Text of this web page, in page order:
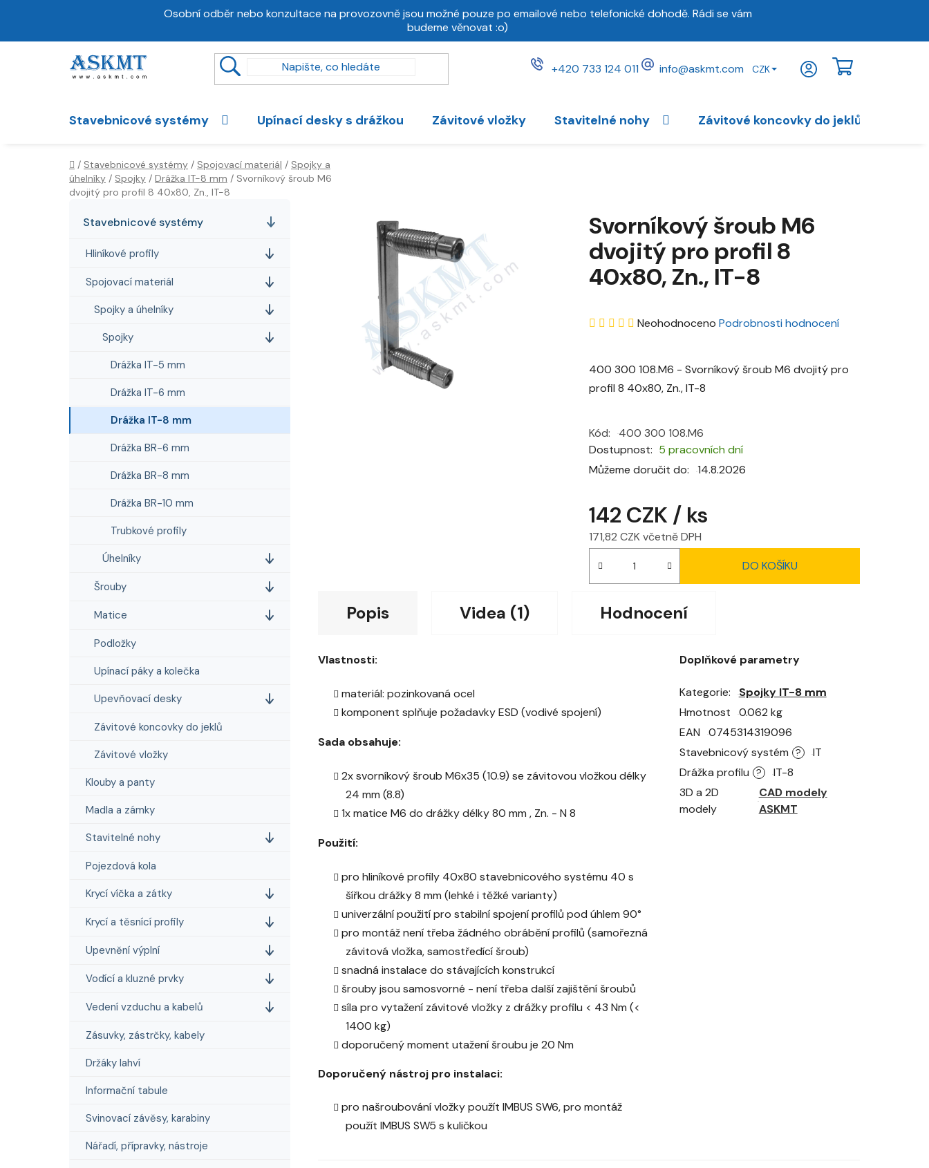
Osobní odběr nebo konzultace na provozovně jsou možné pouze po emailové nebo telefonické dohodě. Rádi se vám
budeme věnovat :o)
+420 733 124 011 info@askmt.com CZK
KOŠÍK
Stavebnicové systémy Upínací desky s drážkou Závitové vložky Stavitelné nohy Závitové koncovky do jeklů
Domů
/ Stavebnicové systémy / Spojovací materiál / Spojky a
úhelníky / Spojky / Drážka IT-8 mm / Svorníkový šroub M6
dvojitý pro profil 8 40x80, Zn., IT-8
n
l
kategorie
Stavebnicové systémy
Hliníkové profily
Spojovací materiál
Spojky a úhelníky
Spojky
Drážka IT-5 mm
Drážka IT-6 mm
Drážka IT-8 mm
Drážka BR-6 mm
Drážka BR-8 mm
Drážka BR-10 mm
Trubkové profily
Úhelníky
Šrouby
Matice
Podložky
Upínací páky a kolečka
Upevňovací desky
Závitové koncovky do jeklů
Závitové vložky
Klouby a panty
Madla a zámky
Stavitelné nohy
Pojezdová kola
Krycí víčka a zátky
Krycí a těsnící profily
Upevnění výplní
Vodící a kluzné prvky
Vedení vzduchu a kabelů
Zásuvky, zástrčky, kabely
Držáky lahví
Informační tabule
Svinovací závěsy, karabiny
Nářadí, přípravky, nástroje
Svorníkový šroub M6
dvojitý pro profil 8
40x80, Zn., IT-8
Průměrné
5
hvězdiček.
Neohodnoceno Podrobnosti hodnocení
400 300 108.M6 - Svorníkový šroub M6 dvojitý pro
profil 8 40x80, Zn., IT-8
Dostupnost
5 pracovních dní
Můžeme doručit do:
14.8.2026
Kód: 400 300 108.M6
142 CZK / ks
171,82 CZK včetně DPH
DO KOŠÍKU
Popis Videa (1) Hodnocení
Vlastnosti:
materiál: pozinkovaná ocel
komponent splňuje požadavky ESD (vodivé spojení)
Sada obsahuje:
2x svorníkový šroub M6x35 (10.9) se závitovou vložkou délky
24 mm (8.8)
1x matice M6 do drážky délky 80 mm , Zn. - N 8
Použití:
pro hliníkové profily 40x80 stavebnicového systému 40 s
šířkou drážky 8 mm (lehké i těžké varianty)
univerzální použití pro stabilní spojení profilů pod úhlem 90°
pro montáž není třeba žádného obrábění profilů (samořezná
závitová vložka, samostředící šroub)
snadná instalace do stávajících konstrukcí
šrouby jsou samosvorné - není třeba další zajištění šroubů
síla pro vytažení závitové vložky z drážky profilu < 43 Nm (<
1400 kg)
doporučený moment utažení šroubu je 20 Nm
Doporučený nástroj pro instalaci:
pro našroubování vložky použít IMBUS SW6, pro montáž
použít IMBUS SW5 s kuličkou
Doplňkové parametry
Kategorie
Spojky IT-8 mm
Hmotnost
0.062 kg
EAN
0745314319096
?
Stavebnicový systém IT
?
Drážka profilu
IT-8
3D a 2D
modely
CAD modely
ASKMT